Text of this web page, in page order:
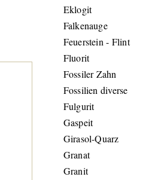
Eklogit
Falkenauge
Feuerstein - Flint
Fluorit
Fossiler Zahn
Fossilien diverse
Fulgurit
Gaspeit
Girasol-Quarz
Granat
Granit